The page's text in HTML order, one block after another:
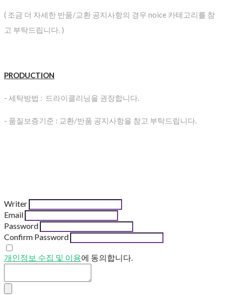
( 조금 더 자세한 반품/교환 공지사항의 경우 noice 카테고리를 참
고 부탁드립니다. )
PRODUCTION
- 세탁방법 : 드라이클리닝을 권장합니다.
- 품질보증기준 : 교환/반품 공지사항을 참고 부탁드립니다.
Writer
Email
Password
Confirm Password
개인정보 수집 및 이용에 동의합니다.